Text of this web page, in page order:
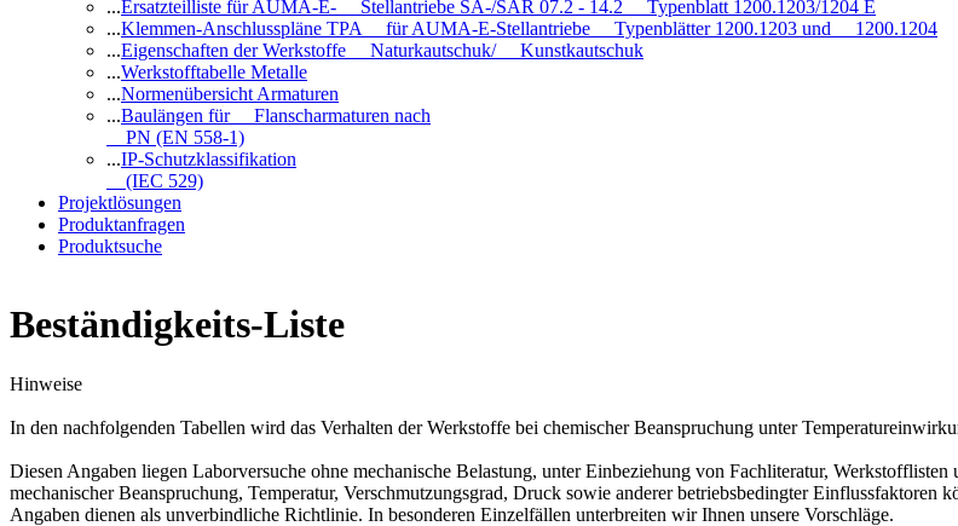
...Ersatzteilliste für AUMA-E- Stellantriebe SA-/SAR 07.2 - 14.2 Typenblatt 1200.1203/1204 E
...Klemmen-Anschlusspläne TPA für AUMA-E-Stellantriebe Typenblätter 1200.1203 und 1200.1204
...Eigenschaften der Werkstoffe Naturkautschuk/ Kunstkautschuk
...Werkstofftabelle Metalle
...Normenübersicht Armaturen
...Baulängen für Flanscharmaturen nach
PN (EN 558-1)
...IP-Schutzklassifikation
(IEC 529)
Projektlösungen
Produktanfragen
Produktsuche
Beständigkeits-Liste
Hinweise
In den nachfolgenden Tabellen wird das Verhalten der Werkstoffe bei chemischer Beanspruchung unter
Diesen Angaben liegen Laborversuche ohne mechanische Belastung, unter Einbeziehung von Fachliteratur,
mechanischer Beanspruchung, Temperatur, Verschmutzungsgrad, Druck sowie anderer betriebsbedingter
Angaben dienen als unverbindliche Richtlinie. In besonderen Einzelfällen unterbreiten wir Ihnen unsere Vorschläge.